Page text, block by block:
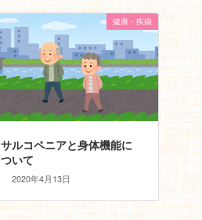
健康・疾病
サルコペニアと身体機能に
ついて
2020年4月13日